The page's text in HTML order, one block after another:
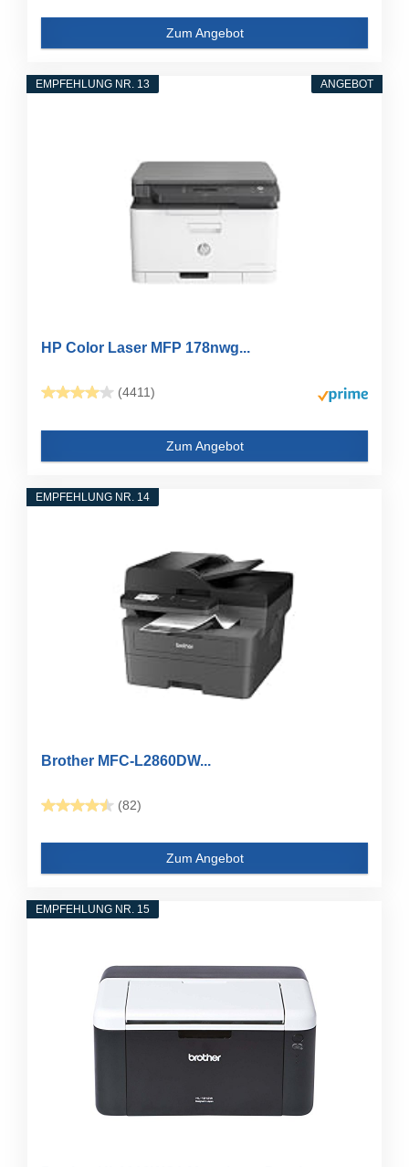
Zum Angebot
ANGEBOT
EMPFEHLUNG NR. 13
HP Color Laser MFP 178nwg...
(4411)
Zum Angebot
EMPFEHLUNG NR. 14
Brother MFC-L2860DW...
(82)
Zum Angebot
EMPFEHLUNG NR. 15